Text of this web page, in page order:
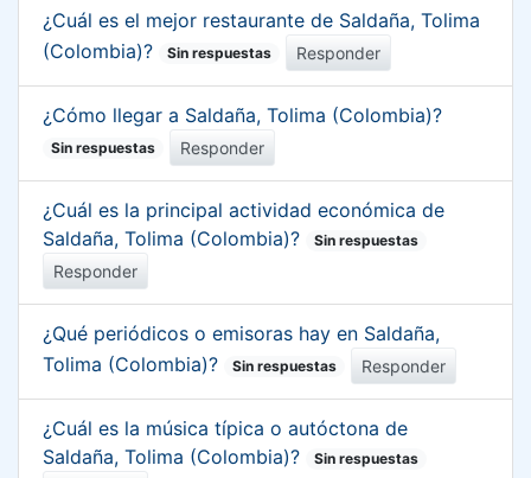
¿Cuál es el mejor restaurante de Saldaña, Tolima
(Colombia)?
Sin respuestas Responder
¿Cómo llegar a Saldaña, Tolima (Colombia)?
Sin respuestas Responder
¿Cuál es la principal actividad económica de
Saldaña, Tolima (Colombia)?
Sin respuestas
Responder
¿Qué periódicos o emisoras hay en Saldaña,
Tolima (Colombia)?
Sin respuestas Responder
¿Cuál es la música típica o autóctona de
Saldaña, Tolima (Colombia)?
Sin respuestas